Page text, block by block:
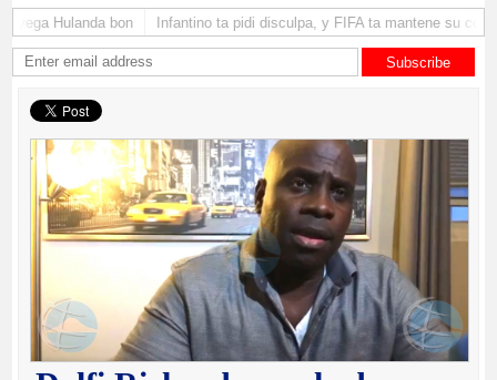
yega Hulanda bon Infantino ta pidi disculpa, y FIFA ta mantene su como
Subscribe